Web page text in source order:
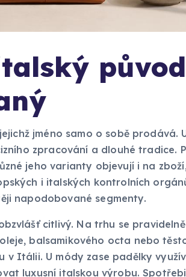
jméno samo o sobě prodává.
zpracování a dlouhé tradice.
jeho varianty objevují i na
i italských kontrolních
napodobované segmenty.
citlivý. Na trhu se
balsamikového octa nebo
v Itálii. U módy zase padělky
luxusní italskou výrobu.